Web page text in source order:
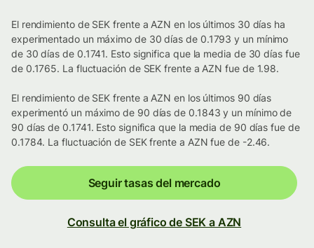
El rendimiento de SEK frente a AZN en los últimos 30 días ha
experimentado un máximo de 30 días de 0.1793 y un mínimo
de 30 días de 0.1741. Esto significa que la media de 30 días fue
de 0.1765. La fluctuación de SEK frente a AZN fue de 1.98.
El rendimiento de SEK frente a AZN en los últimos 90 días
experimentó un máximo de 90 días de 0.1843 y un mínimo de
90 días de 0.1741. Esto significa que la media de 90 días fue de
0.1784. La fluctuación de SEK frente a AZN fue de -2.46.
Seguir tasas del mercado
Consulta el gráfico de SEK a AZN